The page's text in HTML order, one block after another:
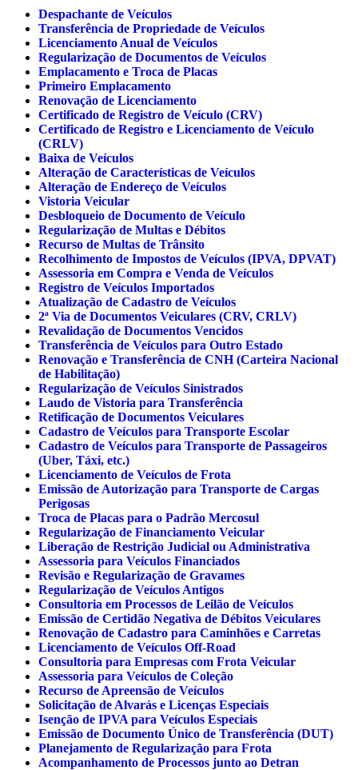
Despachante de Veículos
Transferência de Propriedade de Veículos
Licenciamento Anual de Veículos
Regularização de Documentos de Veículos
Emplacamento e Troca de Placas
Primeiro Emplacamento
Renovação de Licenciamento
Certificado de Registro de Veículo (CRV)
Certificado de Registro e Licenciamento de Veículo
(CRLV)
Baixa de Veículos
Alteração de Características de Veículos
Alteração de Endereço de Veículos
Vistoria Veicular
Desbloqueio de Documento de Veículo
Regularização de Multas e Débitos
Recurso de Multas de Trânsito
Recolhimento de Impostos de Veículos (IPVA, DPVAT)
Assessoria em Compra e Venda de Veículos
Registro de Veículos Importados
Atualização de Cadastro de Veículos
2ª Via de Documentos Veiculares (CRV, CRLV)
Revalidação de Documentos Vencidos
Transferência de Veículos para Outro Estado
Renovação e Transferência de CNH (Carteira Nacional
de Habilitação)
Regularização de Veículos Sinistrados
Laudo de Vistoria para Transferência
Retificação de Documentos Veiculares
Cadastro de Veículos para Transporte Escolar
Cadastro de Veículos para Transporte de Passageiros
(Uber, Táxi, etc.)
Licenciamento de Veículos de Frota
Emissão de Autorização para Transporte de Cargas
Perigosas
Troca de Placas para o Padrão Mercosul
Regularização de Financiamento Veicular
Liberação de Restrição Judicial ou Administrativa
Assessoria para Veículos Financiados
Revisão e Regularização de Gravames
Regularização de Veículos Antigos
Consultoria em Processos de Leilão de Veículos
Emissão de Certidão Negativa de Débitos Veiculares
Renovação de Cadastro para Caminhões e Carretas
Licenciamento de Veículos Off-Road
Consultoria para Empresas com Frota Veicular
Assessoria para Veículos de Coleção
Recurso de Apreensão de Veículos
Solicitação de Alvarás e Licenças Especiais
Isenção de IPVA para Veículos Especiais
Emissão de Documento Único de Transferência (DUT)
Planejamento de Regularização para Frota
Acompanhamento de Processos junto ao Detran